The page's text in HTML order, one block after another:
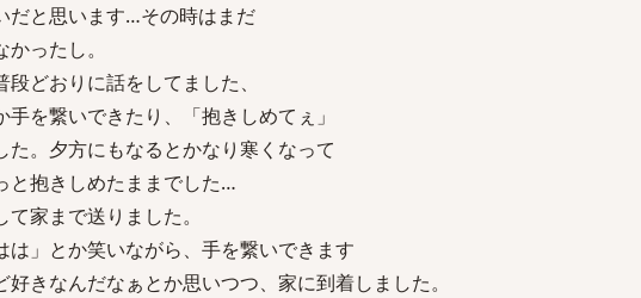
だと思います…その時はまだ
ったし。
どおりに話をしてました、
を繋いできたり、「抱きしめてぇ」
た。夕方にもなるとかなり寒くなって
と抱きしめたままでした…
家まで送りました。
は」とか笑いながら、手を繋いできます
きなんだなぁとか思いつつ、家に到着しました。